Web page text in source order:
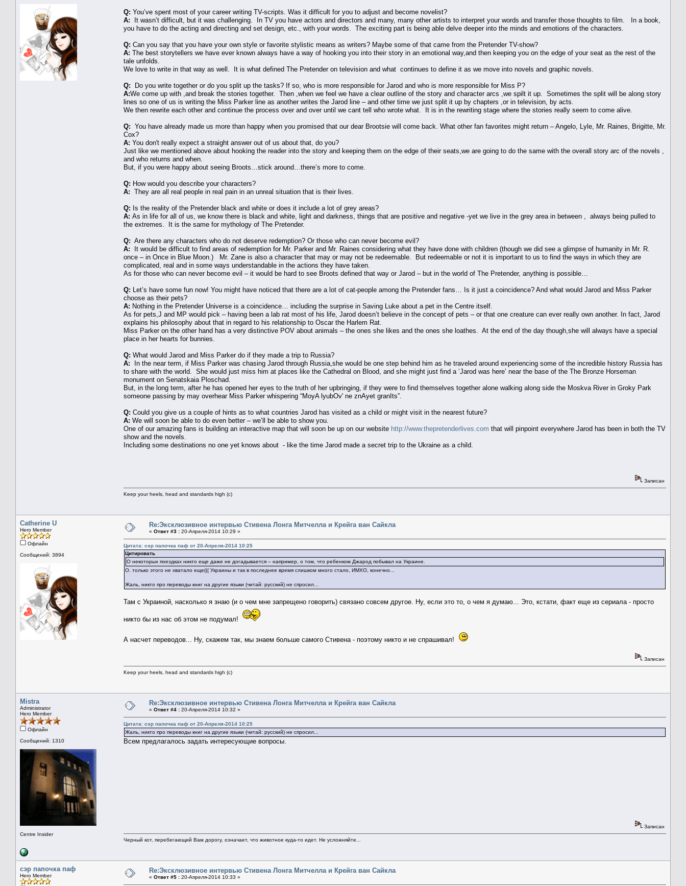
Q: You’ve spent most of your career writing TV-scripts. Was it difficult for you to adjust and become novelist?
A:
It wasn’t difficult, but it was challenging. In TV you have actors and directors and many, many other artists to interpret your words and transfer those thoughts to film. In a book​,​
you have to do the acting and directing and set design, etc., with your words. The exciting part is being able delve deeper into the minds and emotions of the characters.
Q: Can you say that you have your own style or favorite stylistic means as writers? Maybe some of that came from the Pretender TV-show?
A: The best storytellers we have ever known always have a way of hooking you into their story in an emotional way​,​and then keeping you on the edge of your seat as the rest of the
tale unfolds.
We love to write in that way as well. It is what defined The Pretender on television and what continues to define it as we move into novels and graphic novels.
Q: Do you write together or do you split up the tasks? If so, who is more responsible for Jarod and who is more responsible for Miss P?
A:We come up with ,​and break the stories together. Then ​,​when we feel we have a clear outline of the story and character arcs ​,​we spilt it up. Sometimes the split will be along story
lines so one of us is writing the Miss Parker line as another writes the Jarod line – and other time we just split it up by chapters ​,​or in television, by acts.
We then rewrite each other and continue the process over and over until we cant tell who wrote what. It is in the rewriting stage where the stories really seem to come alive.
Q: You have already made us more than happy when you promised that our dear Brootsie will come back. What other fan favorites might return – Angelo, Lyle, Mr. Raines, Brigitte, Mr.
Cox?
A: You don't really expect a straight answer out of us about that, do you?
Just like we mentioned above about hooking the reader into the story and keeping them on the edge of their seats,​we are going to do the same with the overall story arc of the novels ​,​
and who returns and when.
But, if you were happy about seeing Broots…stick around…there’s more to come.
Q: How would you describe your characters?
A: They are all real people in real pain in an unreal situation that is their lives.
Q: Is the reality of the Pretender black and white or does it include a lot of grey areas?
A: As in life for all of us, we know there is black and white, light and darkness, things that are positive and negative ​-​yet we live in the grey area in between ​,​ always being pulled to
the extremes. It is the same for mythology of The Pretender.
Q: Are there any characters who do not deserve redemption? Or those who can never become evil?
A:
It would be difficult to find areas of redemption for Mr. Parker and Mr. Raines considering what they have done with children (though we did see a glimpse of humanity in Mr. R​.​
once – in Once in Blue Moon.) Mr. Zane is also a character that may or may not be redeemable. But redeemable or not it is important to us to find the ways in which they are
complicated, real and in some ways understandable in the actions they have taken.
As for those who can never become evil – it would be hard to see Broots defined that way or Jarod – but in the world of The Pretender, anything is possible…
Q: Let’s have some fun now! You might have noticed that there are a lot of cat-people among the Pretender fans… Is it just a coincidence? And what would Jarod and Miss Parker
choose as their pets?
A: Nothing in the Pretender Universe is a coincidence… i​ncluding the surprise in Saving Luke about a pet in the Centre itself.
As for pets,​J and MP would pick – having been a lab rat most of his life, Jarod doesn’t believe in the concept of pets – or that one creature can ever really own another. In fact, Jarod
explains his philosophy about that in regard to his relationship to Oscar the Harlem Rat.
Miss Parker on the other hand has a very distinctive POV about animals – the ones she likes and the ones she loathes. At the end of the day though,​she will always have a special
place in her hearts for bunnies.
Q: What would Jarod and Miss Parker do if they made a trip to Russia?
A:
In the near term, if Miss Parker was chasing Jarod through Russia​,​she would be one step behind him as he traveled around experiencing some of the incredible history Russia has
to share with the world. She would just miss him at places like the Cathedral on Blood, and she might just find a ‘Jarod was here’ near the base of the The Bronze Horseman
monument on Senatskaia Ploschad.
But, in the long term, after he has opened her eyes to the truth of her upbringing, if they were to find themselves together alone walking along side the Moskva River in Groky Park
someone passing by may overhear Miss Parker whispering “MoyA lyubOv' ne znAyet granIts”.
Q: Could you give us a couple of hints as to what countries Jarod has visited as a child or might visit in the nearest future?
A: We will soon be able to do even better – we’ll be able to show you.
One of our amazing fans is building an interactive map that will soon be up on our website http://www.thepretenderlives.com that will pinpoint everywhere Jarod has been in both the TV
show and the novels.
Including some destinations no one yet knows about - like the time Jarod made a secret trip to the Ukraine as a child.
Записан
Keep your heels, head and standards high (c)
Catherine U
Hero Member
Офлайн
Сообщений: 3894
Re:Эксклюзивное интервью Стивена Лонга Митчелла и Крейга ван Сайкла
« Ответ #3 : 20-Апреля-2014 10:29 »
Цитата: сэр папочка паф от 20-Апреля-2014 10:25
Цитировать
О некоторых поездках никто еще даже не догадывается – например, о том, что ребенком Джарод побывал на Украине.
О. только этого не хватало еще((( Украины и так в последнее время слишком много стало, ИМХО, конечно...
Жаль, никто про переводы книг на другие языки (читай: русский) не спросил...
Там с Украиной, насколько я знаю (и о чем мне запрещено говорить) связано совсем другое. Ну, если это то, о чем я думаю... Это, кстати, факт еще из сериала - просто
никто бы из нас об этом не подумал!
А насчет переводов... Ну, скажем так, мы знаем больше самого Стивена - поэтому никто и не спрашивал!
Записан
Keep your heels, head and standards high (c)
Mistra
Administrator
Hero Member
Офлайн
Сообщений: 1310
Centre Insider
Re:Эксклюзивное интервью Стивена Лонга Митчелла и Крейга ван Сайкла
« Ответ #4 : 20-Апреля-2014 10:32 »
Цитата: сэр папочка паф от 20-Апреля-2014 10:25
Жаль, никто про переводы книг на другие языки (читай: русский) не спросил...
Всем предлагалось задать интересующие вопросы.
Записан
Черный кот, перебегающий Вам дорогу, означает, что животное куда-то идет. Не усложняйте...
сэр папочка паф
Hero Member
Re:Эксклюзивное интервью Стивена Лонга Митчелла и Крейга ван Сайкла
« Ответ #5 : 20-Апреля-2014 10:33 »